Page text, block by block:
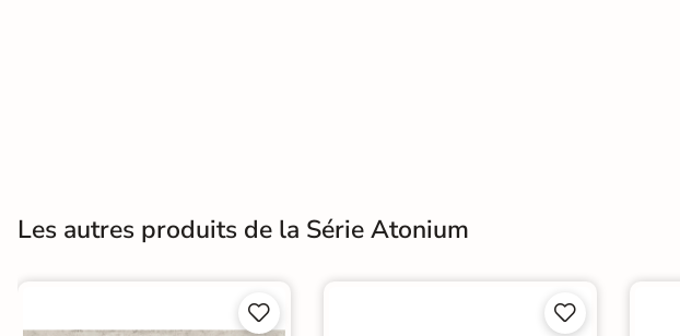
intérieur
Les autres produits de la Série Atonium

 
